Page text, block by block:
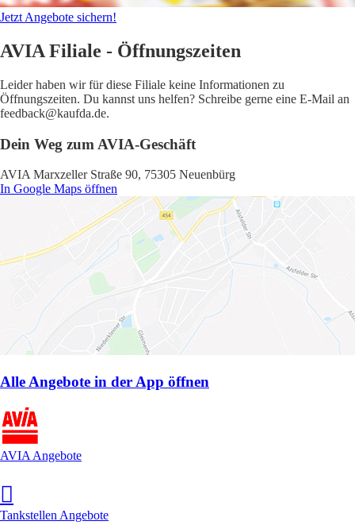
Jetzt Angebote sichern!
AVIA Filiale - Öffnungszeiten
Leider haben wir für diese Filiale keine Informationen zu
Öffnungszeiten. Du kannst uns helfen? Schreibe gerne eine E-Mail an
feedback@kaufda.de.
Dein Weg zum AVIA-Geschäft
AVIA Marxzeller Straße 90, 75305 Neuenbürg
In Google Maps öffnen
Alle Angebote in der App öffnen
AVIA Angebote
Tankstellen Angebote